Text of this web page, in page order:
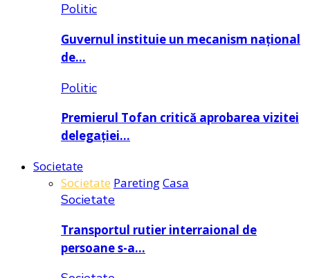
Politic
Guvernul instituie un mecanism național
de…
Politic
Premierul Tofan critică aprobarea vizitei
delegației…
Societate
Societate ParetingCasa
Societate
Transportul rutier interraional de
persoane s-a…